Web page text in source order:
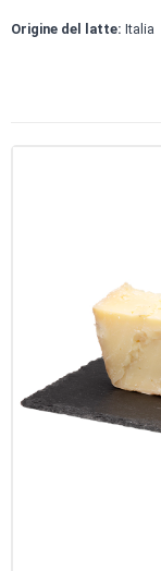
Origine del latte: Italia